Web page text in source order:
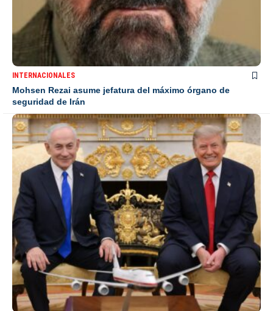
INTERNACIONALES
Mohsen Rezai asume jefatura del máximo órgano de
seguridad de Irán